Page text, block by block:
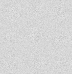
方へ
Made in
私たちの想い
オーダーメイ